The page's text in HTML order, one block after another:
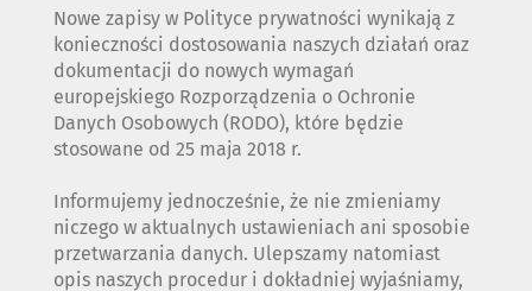
Nowe zapisy w Polityce prywatności wynikają z
konieczności dostosowania naszych działań oraz
dokumentacji do nowych wymagań
europejskiego Rozporządzenia o Ochronie
Danych Osobowych (RODO), które będzie
stosowane od 25 maja 2018 r.
Informujemy jednocześnie, że nie zmieniamy
niczego w aktualnych ustawieniach ani sposobie
przetwarzania danych. Ulepszamy natomiast
opis naszych procedur i dokładniej wyjaśniamy,